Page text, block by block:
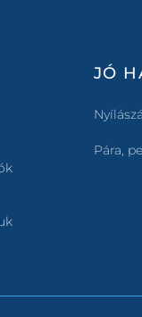
JÓ
Pára,